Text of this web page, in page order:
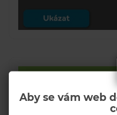
Aby se vám web